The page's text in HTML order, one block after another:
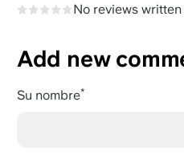
No reviews written
Add new
Su nombre